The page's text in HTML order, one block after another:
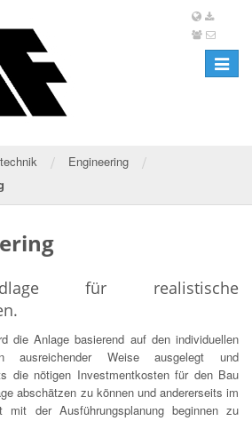
Toggle
/ Engineering /
für realistische
die Anlage basierend auf den individuellen
in ausreichender Weise ausgelegt und
die nötigen Investmentkosten für den Bau
abschätzen zu können und andererseits im
mit der Ausführungsplanung beginnen zu